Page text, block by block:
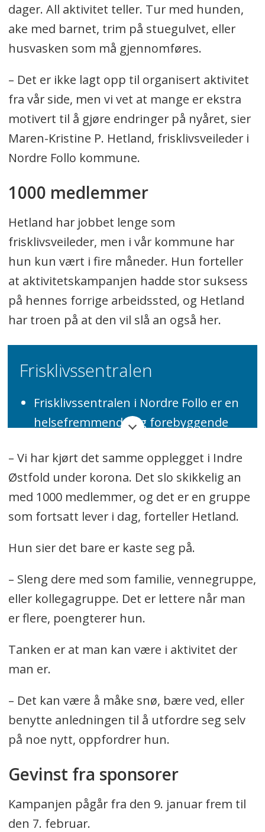
dager. All aktivitet teller. Tur med hunden,
ake med barnet, trim på stuegulvet, eller
husvasken som må gjennomføres.
– Det er ikke lagt opp til organisert aktivitet
fra vår side, men vi vet at mange er ekstra
motivert til å gjøre endringer på nyåret, sier
Maren-Kristine P. Hetland, frisklivsveileder i
Nordre Follo kommune.
1000 medlemmer
Hetland har jobbet lenge som
frisklivsveileder, men i vår kommune har
hun kun vært i fire måneder. Hun forteller
at aktivitetskampanjen hadde stor suksess
på hennes forrige arbeidssted, og Hetland
har troen på at den vil slå an også her.
Frisklivssentralen
Frisklivssentralen i Nordre Follo er en
helsefremmende og forebyggende
har helse- og idrettsfaglig bakgrunn.
Målgruppen er personen med
sykdom eller økt risiko for sykdom,
som trenger støtte til å endre
elvevaner og mestre
Frisklivssentralen tilbyr
gruppeoppfølging over 12 uker med
tester, temasamlinger, individuelle
samtaler og ukentlig trening.
Frisklivssentralen arrangerer flere
kurs innen blant annet kosthold,
søvnbehandling av insomni, tobakk
og hverdagsmestring.
Frisklivssentralen kan du snakke med
legen din, eller selv ta kontakt om du
ønsker mer informasjon. Telefon: 45
– Vi har kjørt det samme opplegget i Indre
Østfold under korona. Det slo skikkelig an
med 1000 medlemmer, og det er en gruppe
som fortsatt lever i dag, forteller Hetland.
Hun sier det bare er kaste seg på.
– Sleng dere med som familie, vennegruppe,
eller kollegagruppe. Det er lettere når man
er flere, poengterer hun.
Tanken er at man kan være i aktivitet der
man er.
– Det kan være å måke snø, bære ved, eller
benytte anledningen til å utfordre seg selv
på noe nytt, oppfordrer hun.
Gevinst fra sponsorer
Kampanjen pågår fra den 9. januar frem til
den 7. februar.